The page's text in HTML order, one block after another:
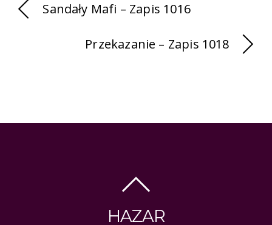
Sandały Mafi – Zapis 1016
Przekazanie – Zapis 1018
HAZAR